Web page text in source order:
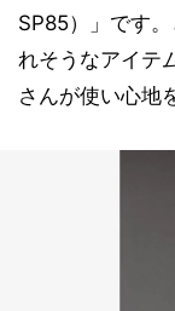
SP85）」です
れそうなアイテ
さんが使い心地